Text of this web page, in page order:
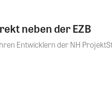
neben der EZB
Entwicklern der NH